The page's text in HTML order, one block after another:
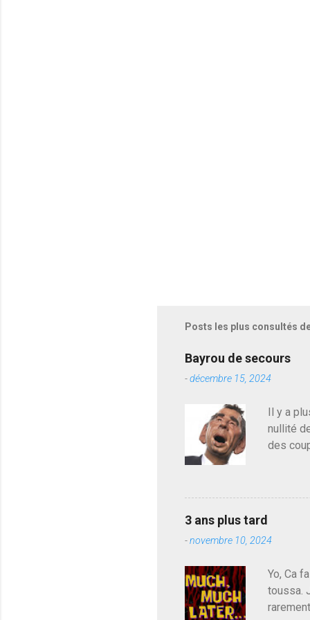
Posts les plus consultés
Bayrou de secours
-décembre 15, 2024
Il y a
nullité
des
déjà le
du
de
3 ans plus tard
-novembre 10, 2024
Yo, Ca
toussa.